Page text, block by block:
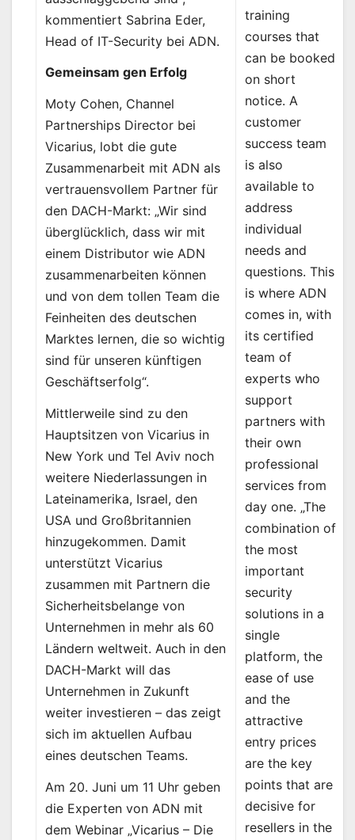
kommentiert Sabrina Eder,
Head of IT-Security bei ADN.
Gemeinsam gen Erfolg
Moty Cohen, Channel
Partnerships Director bei
Vicarius, lobt die gute
Zusammenarbeit mit ADN als
vertrauensvollem Partner für
den DACH-Markt: „Wir sind
überglücklich, dass wir mit
einem Distributor wie ADN
zusammenarbeiten können
und von dem tollen Team die
Feinheiten des deutschen
Marktes lernen, die so wichtig
sind für unseren künftigen
Geschäftserfolg“.
Mittlerweile sind zu den
Hauptsitzen von Vicarius in
New York und Tel Aviv noch
weitere Niederlassungen in
Lateinamerika, Israel, den
USA und Großbritannien
hinzugekommen. Damit
unterstützt Vicarius
zusammen mit Partnern die
Sicherheitsbelange von
Unternehmen in mehr als 60
Ländern weltweit. Auch in den
DACH-Markt will das
Unternehmen in Zukunft
weiter investieren – das zeigt
sich im aktuellen Aufbau
eines deutschen Teams.
Am 20. Juni um 11 Uhr geben
die Experten von ADN mit
dem Webinar „Vicarius – Die
training
courses that
can be booked
on short
notice. A
customer
success team
is also
available to
address
individual
needs and
questions. This
is where ADN
comes in, with
its certified
team of
experts who
support
partners with
their own
professional
services from
day one. „The
combination of
the most
important
security
solutions in a
single
platform, the
ease of use
and the
attractive
entry prices
are the key
points that are
decisive for
resellers in the